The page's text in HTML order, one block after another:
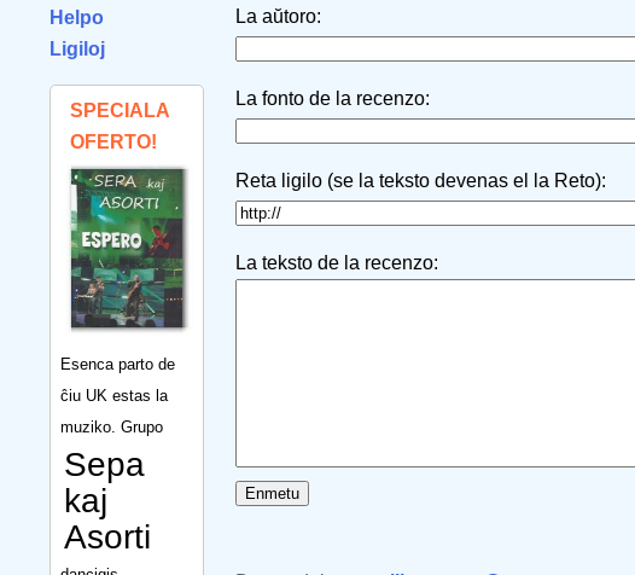
Helpo
Ligiloj
SPECIALA
OFERTO!
Esenca parto de
ĉiu UK estas la
muziko. Grupo
Sepa
kaj
Asorti
La aŭtoro:
La fonto de la recenzo:
Reta ligilo (se la teksto devenas el la Reto):
La teksto de la recenzo: